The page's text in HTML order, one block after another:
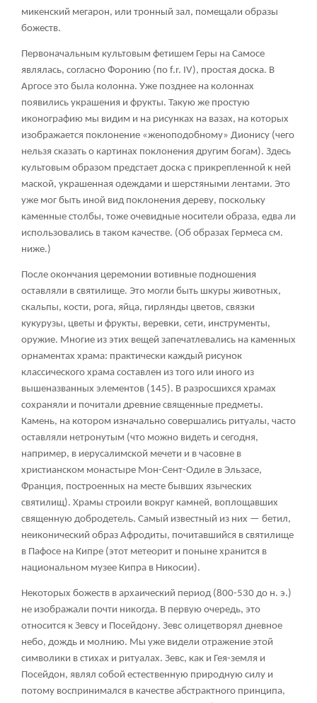
микенский мегарон, или тронный зал, помещали образы
божеств.
Первоначальным культовым фетишем Геры на Самосе
являлась, согласно Форонию (по f.r. IV), простая доска. В
Аргосе это была колонна. Уже позднее на колоннах
появились украшения и фрукты. Такую же простую
иконографию мы видим и на рисунках на вазах, на которых
изображается поклонение «женоподобному» Дионису (чего
нельзя сказать о картинах поклонения другим богам). Здесь
культовым образом предстает доска с прикрепленной к ней
маской, украшенная одеждами и шерстяными лентами. Это
уже мог быть иной вид поклонения дереву, поскольку
каменные столбы, тоже очевидные носители образа, едва ли
использовались в таком качестве. (Об образах Гермеса см.
ниже.)
После окончания церемонии вотивные подношения
оставляли в святилище. Это могли быть шкуры животных,
скальпы, кости, рога, яйца, гирлянды цветов, связки
кукурузы, цветы и фрукты, веревки, сети, инструменты,
оружие. Многие из этих вещей запечатлевались на каменных
орнаментах храма: практически каждый рисунок
классического храма составлен из того или иного из
вышеназванных элементов (145). В разросшихся храмах
сохраняли и почитали древние священные предметы.
Камень, на котором изначально совершались ритуалы, часто
оставляли нетронутым (что можно видеть и сегодня,
например, в иерусалимской мечети и в часовне в
христианском монастыре Мон-Сент-Одиле в Эльзасе,
Франция, построенных на месте бывших языческих
святилищ). Храмы строили вокруг камней, воплощавших
священную добродетель. Самый известный из них — бетил,
неиконический образ Афродиты, почитавшийся в святилище
в Пафосе на Кипре (этот метеорит и поныне хранится в
национальном музее Кипра в Никосии).
Некоторых божеств в архаический период (800-530 до н. э.)
не изображали почти никогда. В первую очередь, это
относится к Зевсу и Посейдону. Зевс олицетворял дневное
небо, дождь и молнию. Мы уже видели отражение этой
символики в стихах и ритуалах. Зевс, как и Гея-земля и
Посейдон, являл собой естественную природную силу и
потому воспринимался в качестве абстрактного принципа,